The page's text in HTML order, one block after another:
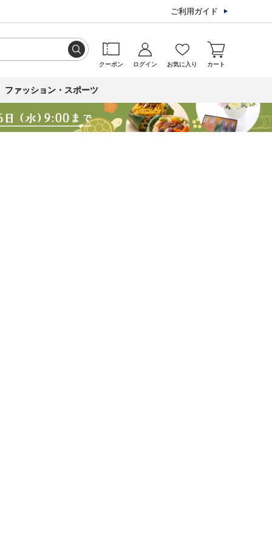
ご利用ガイド
クーポン ログイン お気に入り カート
ファッション・スポーツ